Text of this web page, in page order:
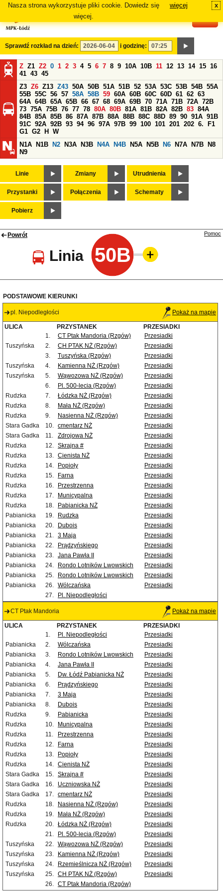
Nasza strona wykorzystuje pliki cookie. Dowiedz się
więcej.
więcej x
Sprawdź rozkład na dzień: i godzinę:
Z Z1 Z2 0 1 2 3 4 5 6 7 8 9 10A 10B 11 12 13 14 15 16
41 43 45
Z3 Z6 Z13 Z43 50A 50B 51A 51B 52 53A 53C 53B 54B 55A
55B 55C 56 57 58A 58B 59 60A 60B 60C 60D 61 62 63
64A 64B 65A 65B 66 67 68 69A 69B 70 71A 71B 72A 72B
73 75A 75B 76 77 78 80A 80B 81A 81B 82A 82B 83 84A
84B 85A 85B 86 87A 87B 88A 88B 88C 88D 89 90 91A 91B
91C 92A 92B 93 94 96 97A 97B 99 100 101 201 202 6.
F1
G1 G2 H
W
N1A
N1B N2 N3A N3B N4A N4B N5A N5B N6 N7A N7B
N8
N9
Linie Zmiany Utrudnienia
Przystanki Połączenia Schematy
Pobierz
Powrót
Linia 50B
Pomoc
PODSTAWOWE KIERUNKI
pl. Niepodległości Pokaż na mapie
ULICA PRZYSTANEK
PRZESIADKI
1.
CT Ptak Mandoria (Rzgów)
Przesiadki
Tuszyńska
2. CH PTAK NŻ (Rzgów)
Przesiadki
3.
Tuszyńska (Rzgów)
Przesiadki
Tuszyńska
4. Kamienna NŻ (Rzgów)
Przesiadki
Tuszyńska
5. Wąwozowa NŻ (Rzgów)
Przesiadki
6.
Pl. 500-lecia (Rzgów)
Przesiadki
Rudzka
7. Łódzka NŻ (Rzgów)
Przesiadki
Rudzka
8. Mała NŻ (Rzgów)
Przesiadki
Rudzka
9. Nasienna NŻ (Rzgów)
Przesiadki
Stara Gadka
10. cmentarz NŻ
Przesiadki
Stara Gadka
11. Zdrojowa NŻ
Przesiadki
Rudzka
12. Skrajna #
Przesiadki
Rudzka
13. Cienista NŻ
Przesiadki
Rudzka
14. Popioły
Przesiadki
Rudzka
15. Farna
Przesiadki
Rudzka
16. Przestrzenna
Przesiadki
Rudzka
17. Municypalna
Przesiadki
Rudzka
18. Pabianicka NŻ
Przesiadki
Pabianicka
19. Rudzka
Przesiadki
Pabianicka
20. Dubois
Przesiadki
Pabianicka
21. 3 Maja
Przesiadki
Pabianicka
22. Prądzyńskiego
Przesiadki
Pabianicka
23. Jana Pawła II
Przesiadki
Pabianicka
24. Rondo Lotników Lwowskich
Przesiadki
Pabianicka
25. Rondo Lotników Lwowskich
Przesiadki
Pabianicka
26. Wólczańska
Przesiadki
27.
Pl. Niepodległości
CT Ptak Mandoria Pokaż na mapie
ULICA PRZYSTANEK
PRZESIADKI
1.
Pl. Niepodległości
Przesiadki
Pabianicka
2. Wólczańska
Przesiadki
Pabianicka
3. Rondo Lotników Lwowskich
Przesiadki
Pabianicka
4. Jana Pawła II
Przesiadki
Pabianicka
5. Dw. Łódź Pabianicka NŻ
Przesiadki
Pabianicka
6. Prądzyńskiego
Przesiadki
Pabianicka
7. 3 Maja
Przesiadki
Pabianicka
8. Dubois
Przesiadki
Rudzka
9. Pabianicka
Przesiadki
Rudzka
10. Municypalna
Przesiadki
Rudzka
11. Przestrzenna
Przesiadki
Rudzka
12. Farna
Przesiadki
Rudzka
13. Popioły
Przesiadki
Rudzka
14. Cienista NŻ
Przesiadki
Stara Gadka
15. Skrajna #
Przesiadki
Stara Gadka
16. Uczniowska NŻ
Przesiadki
Stara Gadka
17. cmentarz NŻ
Przesiadki
Rudzka
18. Nasienna NŻ (Rzgów)
Przesiadki
Rudzka
19. Mała NŻ (Rzgów)
Przesiadki
Rudzka
20. Łódzka NŻ (Rzgów)
Przesiadki
21.
Pl. 500-lecia (Rzgów)
Przesiadki
Tuszyńska
22. Wąwozowa NŻ (Rzgów)
Przesiadki
Tuszyńska
23. Kamienna NŻ (Rzgów)
Przesiadki
Tuszyńska
24. Rzemieślnicza NŻ (Rzgów)
Przesiadki
Tuszyńska
25. CH PTAK NŻ (Rzgów)
Przesiadki
26. CT Ptak Mandoria (Rzgów)